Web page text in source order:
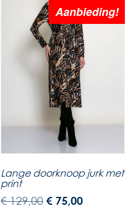
Aanbieding!
Lange doorknoop jurk met
print
€129,00 € 75,00